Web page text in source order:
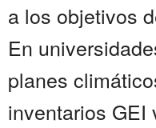
a los objetivos
En
planes
inventarios GEI